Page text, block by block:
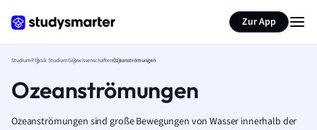
Zur App
StudiumPhysik StudiumGeowissenschaftenOzeanströmungen
Ozeanströmungen
Ozeanströmungen sind große Bewegungen von Wasser innerhalb der